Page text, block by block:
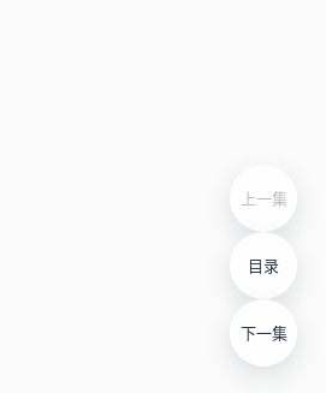
上一集
目录
下一集